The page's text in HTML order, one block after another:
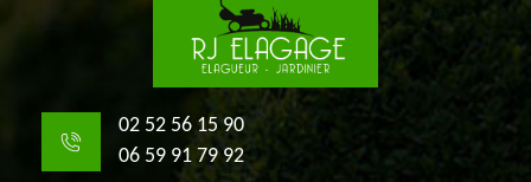
02 52 56 15 90
06 59 91 79 92